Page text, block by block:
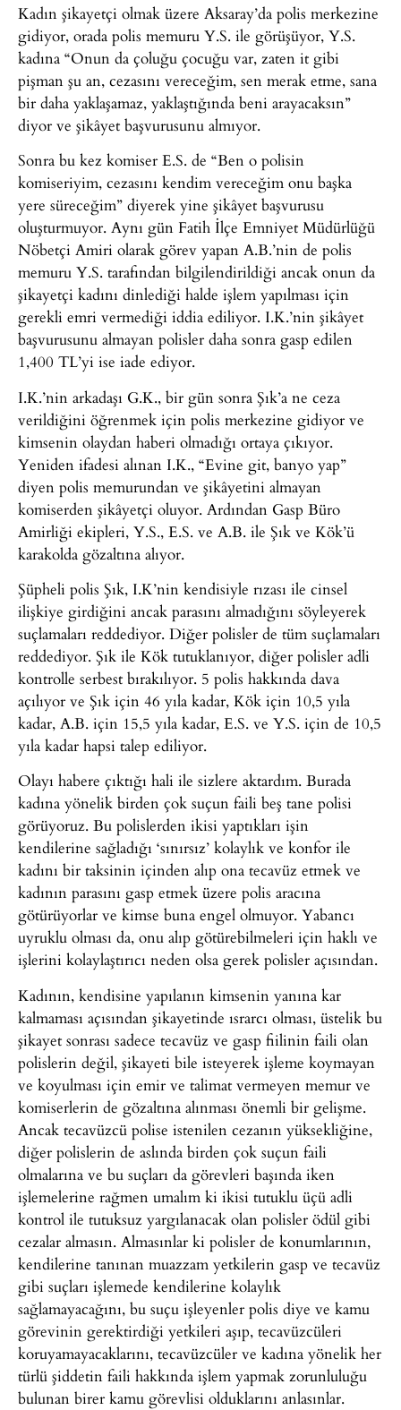
Kadın şikayetçi olmak üzere Aksaray’da polis merkezine
gidiyor, orada polis memuru Y.S. ile görüşüyor, Y.S.
kadına “Onun da çoluğu çocuğu var, zaten it gibi
pişman şu an, cezasını vereceğim, sen merak etme, sana
bir daha yaklaşamaz, yaklaştığında beni arayacaksın”
diyor ve şikâyet başvurusunu almıyor.
Sonra bu kez komiser E.S. de “Ben o polisin
komiseriyim, cezasını kendim vereceğim onu başka
yere süreceğim” diyerek yine şikâyet başvurusu
oluşturmuyor. Aynı gün Fatih İlçe Emniyet Müdürlüğü
Nöbetçi Amiri olarak görev yapan A.B.’nin de polis
memuru Y.S. tarafından bilgilendirildiği ancak onun da
şikayetçi kadını dinlediği halde işlem yapılması için
gerekli emri vermediği iddia ediliyor. I.K.’nin şikâyet
başvurusunu almayan polisler daha sonra gasp edilen
1,400 TL’yi ise iade ediyor.
I.K.’nin arkadaşı G.K., bir gün sonra Şık’a ne ceza
verildiğini öğrenmek için polis merkezine gidiyor ve
kimsenin olaydan haberi olmadığı ortaya çıkıyor.
Yeniden ifadesi alınan I.K., “Evine git, banyo yap”
diyen polis memurundan ve şikâyetini almayan
komiserden şikâyetçi oluyor. Ardından Gasp Büro
Amirliği ekipleri, Y.S., E.S. ve A.B. ile Şık ve Kök’ü
karakolda gözaltına alıyor.
Şüpheli polis Şık, I.K’nin kendisiyle rızası ile cinsel
ilişkiye girdiğini ancak parasını almadığını söyleyerek
suçlamaları reddediyor. Diğer polisler de tüm suçlamaları
reddediyor. Şık ile Kök tutuklanıyor, diğer polisler adli
kontrolle serbest bırakılıyor. 5 polis hakkında dava
açılıyor ve Şık için 46 yıla kadar, Kök için 10,5 yıla
kadar, A.B. için 15,5 yıla kadar, E.S. ve Y.S. için de 10,5
yıla kadar hapsi talep ediliyor.
Olayı habere çıktığı hali ile sizlere aktardım. Burada
kadına yönelik birden çok suçun faili beş tane polisi
görüyoruz. Bu polislerden ikisi yaptıkları işin
kendilerine sağladığı ‘sınırsız’ kolaylık ve konfor ile
kadını bir taksinin içinden alıp ona tecavüz etmek ve
kadının parasını gasp etmek üzere polis aracına
götürüyorlar ve kimse buna engel olmuyor. Yabancı
uyruklu olması da, onu alıp götürebilmeleri için haklı ve
işlerini kolaylaştırıcı neden olsa gerek polisler açısından.
Kadının, kendisine yapılanın kimsenin yanına kar
kalmaması açısından şikayetinde ısrarcı olması, üstelik bu
şikayet sonrası sadece tecavüz ve gasp fiilinin faili olan
polislerin değil, şikayeti bile isteyerek işleme koymayan
ve koyulması için emir ve talimat vermeyen memur ve
komiserlerin de gözaltına alınması önemli bir gelişme.
Ancak tecavüzcü polise istenilen cezanın yüksekliğine,
diğer polislerin de aslında birden çok suçun faili
olmalarına ve bu suçları da görevleri başında iken
işlemelerine rağmen umalım ki ikisi tutuklu üçü adli
kontrol ile tutuksuz yargılanacak olan polisler ödül gibi
cezalar almasın. Almasınlar ki polisler de konumlarının,
kendilerine tanınan muazzam yetkilerin gasp ve tecavüz
gibi suçları işlemede kendilerine kolaylık
sağlamayacağını, bu suçu işleyenler polis diye ve kamu
görevinin gerektirdiği yetkileri aşıp, tecavüzcüleri
koruyamayacaklarını, tecavüzcüler ve kadına yönelik her
türlü şiddetin faili hakkında işlem yapmak zorunluluğu
bulunan birer kamu görevlisi olduklarını anlasınlar.